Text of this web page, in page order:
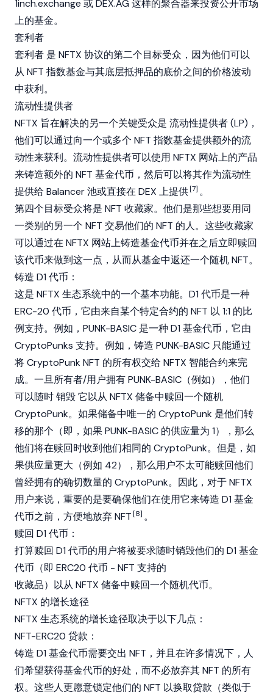
1inch.exchange 或 DEX.AG 这样的聚合器来投资公开市场
上的基金。
套利者
套利者 是 NFTX 协议的第二个目标受众，因为他们可以
从 NFT 指数基金与其底层抵押品的底价之间的价格波动
中获利。
流动性提供者
NFTX 旨在解决的另一个关键受众是 流动性提供者(LP)，
他们可以通过向一个或多个 NFT 指数基金提供额外的流
动性来获利。流动性提供者可以使用 NFTX 网站上的产品
来铸造额外的 NFT 基金代币，然后可以将其作为流动性
提供给 Balancer 池或直接在 DEX 上提供[7] 。
第四个目标受众将是 NFT 收藏家。他们是那些想要用同
一类别的另一个 NFT 交易他们的 NFT 的人。这些收藏家
可以通过在 NFTX 网站上铸造基金代币并在之后立即赎回
该代币来做到这一点，从而从基金中返还一个随机 NFT。
铸造 D1 代币：
这是 NFTX 生态系统中的一个基本功能。D1 代币是一种
ERC-20 代币，它由来自某个特定合约的 NFT 以 1:1 的比
例支持。例如，PUNK-BASIC 是一种 D1 基金代币，它由
CryptoPunks 支持。例如，铸造 PUNK-BASIC 只能通过
将 CryptoPunk NFT 的所有权交给 NFTX 智能合约来完
成。一旦所有者/用户拥有 PUNK-BASIC（例如），他们
可以随时销毁它以从 NFTX 储备中赎回一个随机
CryptoPunk。如果储备中唯一的 CryptoPunk 是他们转
移的那个（即，如果 PUNK-BASIC 的供应量为 1），那么
他们将在赎回时收到他们相同的 CryptoPunk。但是，如
果供应量更大（例如 42），那么用户不太可能赎回他们
曾经拥有的确切数量的 CryptoPunk。因此，对于 NFTX
用户来说，重要的是要确保他们在使用它来铸造 D1 基金
代币之前，方便地放弃 NFT[8] 。
赎回 D1 代币：
打算赎回 D1 代币的用户将被要求随时销毁他们的 D1 基金
代币（即 ERC20 代币 - NFT 支持的
收藏品）以从 NFTX 储备中赎回一个随机代币。
NFTX 的增长途径
NFTX 生态系统的增长途径取决于以下几点：
NFT-ERC20 贷款：
铸造 D1 基金代币需要交出 NFT，并且在许多情况下，人
们希望获得基金代币的好处，而不必放弃其 NFT 的所有
权。这些人更愿意锁定他们的 NFT 以换取贷款（类似于